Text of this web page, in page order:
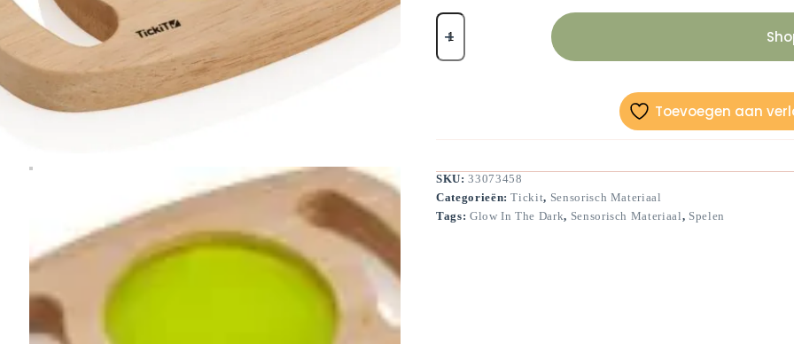
Glow-
panel
Toevoegen aan
SKU:33073458
Categorieën:Tickit, Sensorisch Materiaal
Tags: Glow In The Dark, Sensorisch Materiaal, Spelen